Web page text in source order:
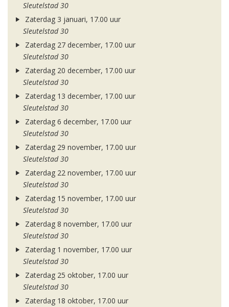
Sleutelstad 30
Zaterdag 3 januari, 17.00 uur
Sleutelstad 30
Zaterdag 27 december, 17.00 uur
Sleutelstad 30
Zaterdag 20 december, 17.00 uur
Sleutelstad 30
Zaterdag 13 december, 17.00 uur
Sleutelstad 30
Zaterdag 6 december, 17.00 uur
Sleutelstad 30
Zaterdag 29 november, 17.00 uur
Sleutelstad 30
Zaterdag 22 november, 17.00 uur
Sleutelstad 30
Zaterdag 15 november, 17.00 uur
Sleutelstad 30
Zaterdag 8 november, 17.00 uur
Sleutelstad 30
Zaterdag 1 november, 17.00 uur
Sleutelstad 30
Zaterdag 25 oktober, 17.00 uur
Sleutelstad 30
Zaterdag 18 oktober, 17.00 uur